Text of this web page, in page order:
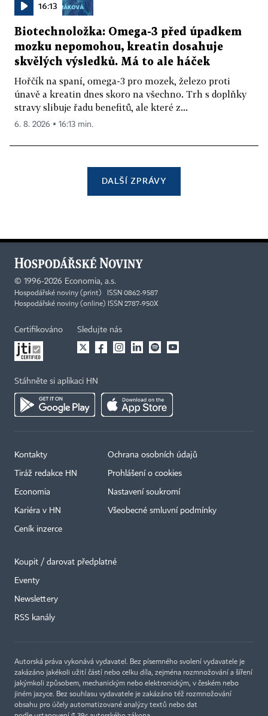
16:13
Biotechnoložka: Omega-3 před úpadkem
mozku nepomohou, kreatin dosahuje
skvělých výsledků. Má to ale háček
Hořčík na spaní, omega-3 pro mozek, železo proti
únavě a kreatin dnes skoro na všechno. Trh s doplňky
stravy slibuje řadu benefitů, ale které z...
6. 8. 2026 ▪ 16:13 min.
DALŠÍ ZPRÁVY
© 1996-2026 Economia, a.s.
Hospodářské noviny (print) ISSN 0862-9587
Hospodářské noviny (online) ISSN 2787-950X
Certifikováno Sledujte nás
Stáhněte si aplikaci HN
Kontakty
Tiráž redakce HN
Economia
Kariéra v HN
Ceník inzerce
Ochrana osobních údajů
Prohlášení o cookies
Nastavení soukromí
Všeobecné smluvní podmínky
Koupit / darovat předplatné
Eventy
Newslettery
RSS kanály
Autorská práva vykonává vydavatel. Bez písemného svolení vydavatele je
zakázáno jakékoli užití částí nebo celku díla, zejména rozmnožování a šíření
jakýmkoli způsobem, mechanickým nebo elektronickým, v českém nebo
jiném jazyce. Bez souhlasu vydavatele je zakázáno též rozmnožování
obsahu pro účely automatizované analýzy textů nebo dat